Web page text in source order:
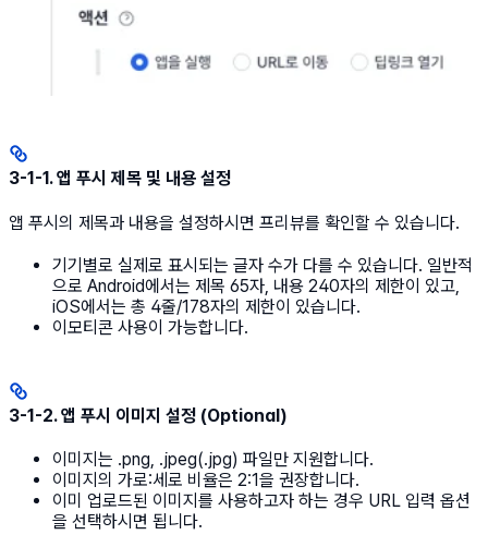
3-1-1. 앱 푸시 제목 및 내용 설정
앱 푸시의 제목과 내용을 설정하시면 프리뷰를 확인할 수 있습니다.
기기별로 실제로 표시되는 글자 수가 다를 수 있습니다. 일반적
으로 Android에서는 제목 65자, 내용 240자의 제한이 있고,
iOS에서는 총 4줄/178자의 제한이 있습니다.
이모티콘 사용이 가능합니다.
3-1-2. 앱 푸시 이미지 설정 (Optional)
이미지는 .png, .jpeg(.jpg) 파일만 지원합니다.
이미지의 가로:세로 비율은 2:1을 권장합니다.
이미 업로드된 이미지를 사용하고자 하는 경우 URL 입력 옵션
을 선택하시면 됩니다.